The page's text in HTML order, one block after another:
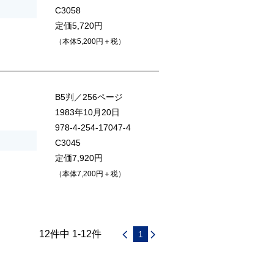
C3058
定価5,720円
（本体5,200円＋税）
B5判／256ページ
1983年10月20日
978-4-254-17047-4
C3045
定価7,920円
（本体7,200円＋税）
12件中 1-12件 1